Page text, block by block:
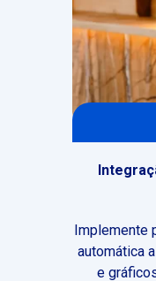
Implemente
automática
e